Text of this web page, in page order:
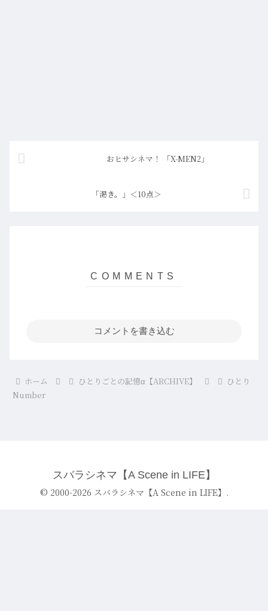
おヒサシネマ！ 「X-MEN2」
「渇き。」＜10点＞
コメントを書き込む
ホーム ひとりごとの記憶α【ARCHIVE】
ひとり
Number
スバラシネマ【A Scene in LIFE】
© 2000-2026 スバラシネマ【A Scene in LIFE】.